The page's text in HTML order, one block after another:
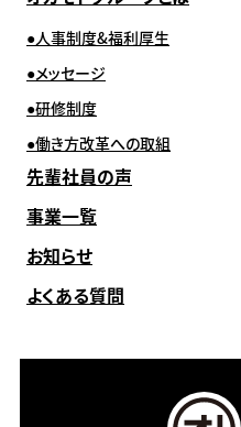
人事制度&福利厚生
メッセージ
研修制度
働き方改革への取組
先輩社員の声
事業一覧
お知らせ
よくある質問